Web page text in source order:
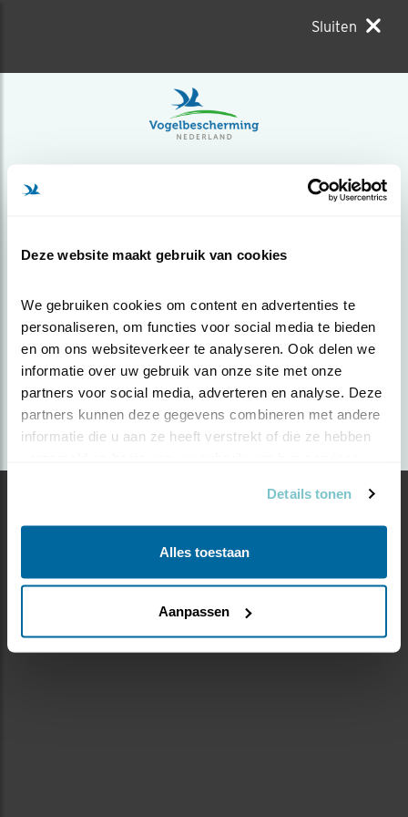
Deze website maakt gebruik van cookies
We gebruiken cookies om content en advertenties te
personaliseren, om functies voor social media te bieden
en om ons websiteverkeer te analyseren. Ook delen we
informatie over uw gebruik van onze site met onze
partners voor social media, adverteren en analyse. Deze
partners kunnen deze gegevens combineren met andere
informatie die u aan ze heeft verstrekt of die ze hebben
Details tonen
Alles toestaan
Aanpassen
Sluiten